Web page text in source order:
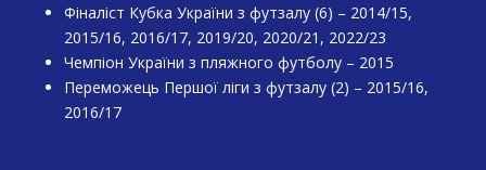
Фіналіст Кубка України з футзалу (6) – 2014/15,
2015/16, 2016/17, 2019/20, 2020/21, 2022/23
Чемпіон України з пляжного футболу – 2015
Переможець Першої ліги з футзалу (2) – 2015/16,
2016/17